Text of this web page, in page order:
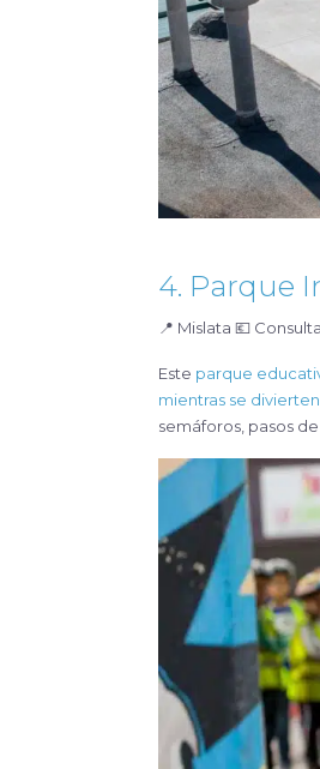
4. Parque
📍 Mislata 💶
Este parque
mientras se divierten
semáforos, pasos